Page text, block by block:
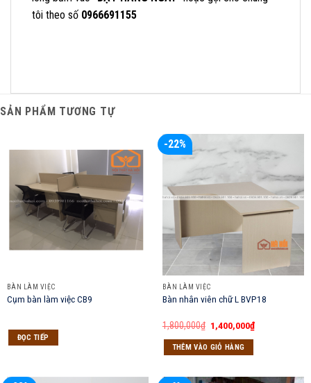
tôi theo số 0966691155
SẢN PHẨM TƯƠNG TỰ
BÀN LÀM VIỆC
Cụm bàn làm việc CB9
ĐỌC TIẾP
-22%
BÀN LÀM VIỆC
Bàn nhân viên chữ L BVP18
1,800,000₫ Giá
gốc
là:
1,800,000₫.
1,400,000₫Giá
hiện
THÊM VÀO GIỎ HÀNG